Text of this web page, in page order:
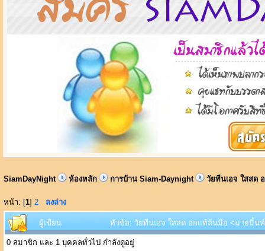
SiamDayNight ห้องหลัก การบ้าน Siam-Daynight วัยทีนเอจ ใสสด
หน้า: [1] 2 ลงล่าง
ผู้เขียน หัวข้อ: วัยทีนเอจ ใสสด อกแท้ล้นมือ <มายมิ้น
0 สมาชิก และ 1 บุคคลทั่วไป กำลังดูอยู่